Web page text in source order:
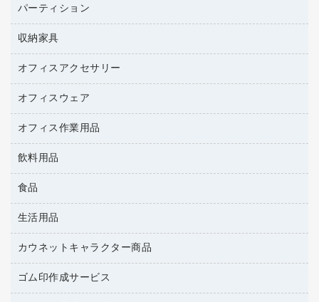
コピー用紙
ネットワーク／ＬＡＮアクセサリー
セキュリティ用品
ＵＳＢハブ／ＵＳＢアクセサリー
ＯＡフィルター
ＯＡクリーナー／エアダスター
ＬＡＮケーブル
ＨＤＤ／ＳＳＤ
ディスプレイモニター
デジタルカメラ
スキャナー
コピー機
メディア収納用品
オフィスチェア
ミーティングテーブル
デスク
カウンター
パーティション
ホワイトボード・黒板
収納家具
保管庫・書庫
ロッカー・下駄箱
その他収納
オフィスアクセサリー
オフィスアクセサリー
オフィスウェア
医療・介護・ワーキングウェア
ブラウス・シャツ
アウター
オフィス作業用品
養生用品
防災用品
防災用備蓄食品・飲料
台車・脚立
倉庫収納用品
作業用雑貨
飲料用品
緑茶飲料
茶葉・インスタント
紅茶・バラエティ飲料
レギュラーコーヒー
ミルク・シュガー
食品
食品
菓子
生活用品
浴室用品
台所用洗剤
掃除用品
カウネットキャラクター商品
カウネットキャラクター商品
ゴム印作成サービス